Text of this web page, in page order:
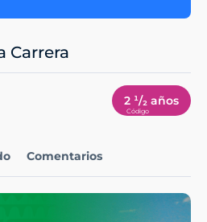
Comentarios
Carrera
2 ¹/₂ años